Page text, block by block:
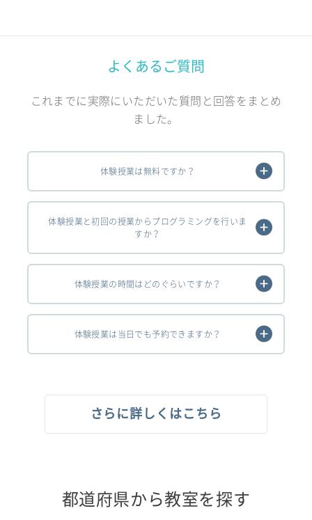
よくあるご質問
これまでに実際にいただいた質問と回答をまとめ
ました。
体験授業は無料ですか？
体験授業と初回の授業からプログラミングを行いま
すか？
体験授業の時間はどのぐらいですか？
体験授業は当日でも予約できますか？
さらに詳しくはこちら
都道府県から教室を探す